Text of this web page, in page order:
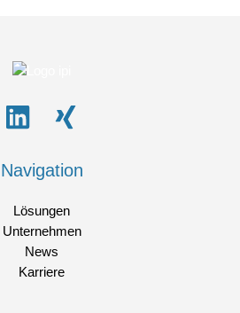
Navigation
Lösungen
Unternehmen
News
Karriere